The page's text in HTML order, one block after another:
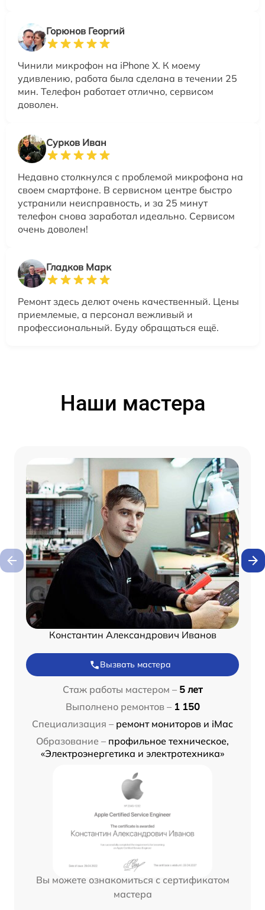
Горюнов Георгий
Чинили микрофон на iPhone X. К моему
удивлению, работа была сделана в течении 25
мин. Телефон работает отлично, сервисом
доволен.
Сурков Иван
Недавно столкнулся с проблемой микрофона на
своем смартфоне. В сервисном центре быстро
устранили неисправность, и за 25 минут
телефон снова заработал идеально. Сервисом
очень доволен!
Гладков Марк
Ремонт здесь делют очень качественный. Цены
приемлемые, а персонал вежливый и
профессиональный. Буду обращаться ещё.
Наши мастера
Константин Александрович Иванов
Вызвать мастера
Стаж работы мастером – 5 лет
Выполнено ремонтов – 1 150
Специализация – ремонт мониторов и iMac
Образование – профильное техническое,
«Электроэнергетика и электротехника»
Вы можете ознакомиться с сертификатом
мастера